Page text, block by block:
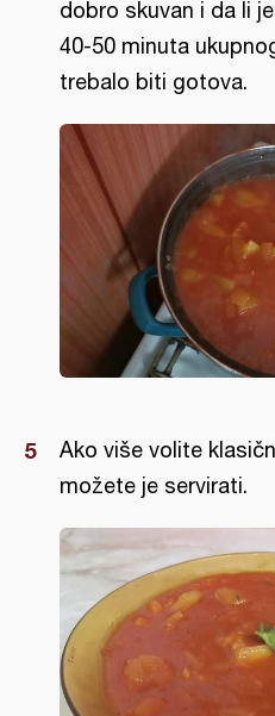
dobro skuvan i da li
40-50 minuta
trebalo biti gotova.
Ako više volite
možete je servirati.